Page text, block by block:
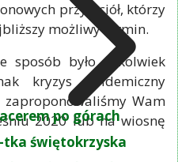
po górach
tka świętokrzyska
przyjaciół, którzy
możliwy termin.
sposób było cokolwiek
kryzys epidemiczny
Wam
2020 lub na wiosnę